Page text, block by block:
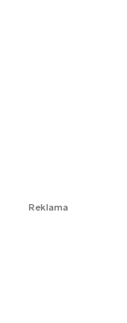
Reklama